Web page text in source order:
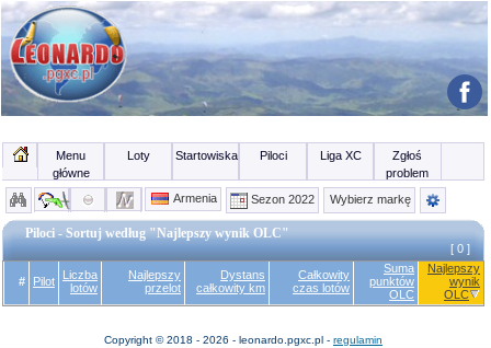
Menu
główne
Loty Startowiska Piloci Liga XC
Zgłoś
problem
Armenia
Sezon 2022 Wybierz markę
Piloci - Sortuj według "Najlepszy wynik OLC"
[ 0 ]
# Pilot
Liczba
lotów
Najlepszy
przelot
Dystans
całkowity km
Całkowity
czas lotów
Suma
punktów
OLC
Najlepszy
wynik
OLC
Copyright © 2018 - 2026 - leonardo.pgxc.pl - regulamin